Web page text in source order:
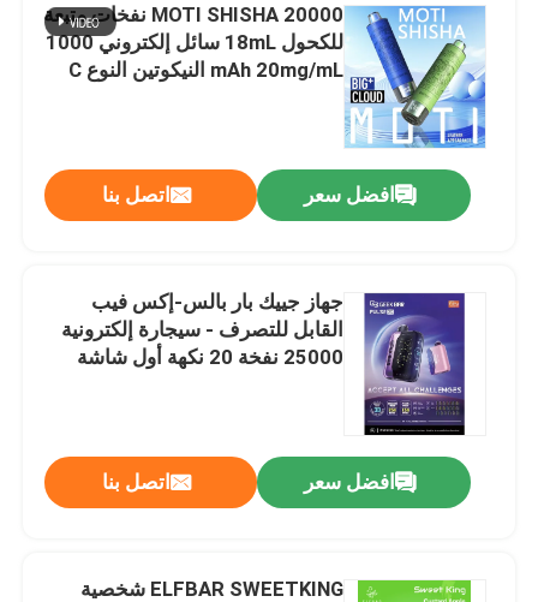
MOTI SHISHA 20000 نفخات متبعة
للكحول 18mL سائل إلكتروني 1000
mAh 20mg/mL النيكوتين النوع C
افضل سعر اتصل بنا
جهاز جييك بار بالس-إكس فيب
القابل للتصرف - سيجارة إلكترونية
25000 نفخة 20 نكهة أول شاشة
افضل سعر اتصل بنا
ELFBAR SWEETKING شخصية